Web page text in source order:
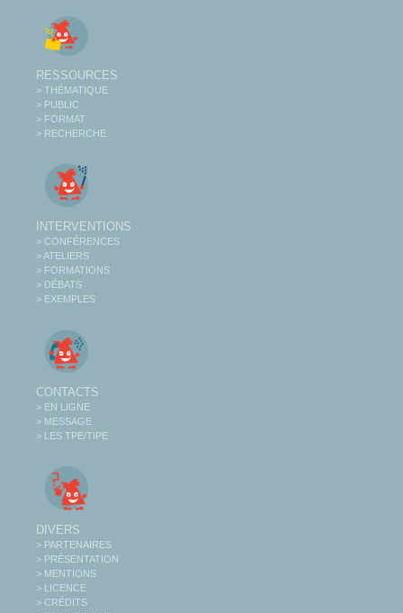
RESSOURCES
> THÉMATIQUE
> PUBLIC
> FORMAT
> RECHERCHE
INTERVENTIONS
> CONFÉRENCES
> ATELIERS
> FORMATIONS
> DÉBATS
> EXEMPLES
CONTACTS
> EN LIGNE
> MESSAGE
> LES TPE/TIPE
DIVERS
> PARTENAIRES
> PRÉSENTATION
> MENTIONS
> LICENCE
> CRÉDITS